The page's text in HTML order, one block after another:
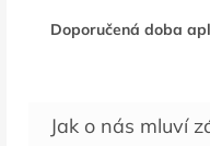
Doporučená doba